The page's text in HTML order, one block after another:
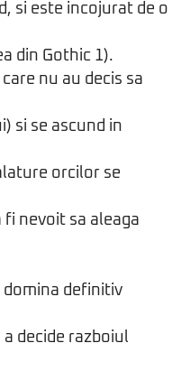
si este incojurat de o
din Gothic 1).
nu au decis sa
si se ascund in
orcilor se
fi nevoit sa aleaga
domina definitiv
decide razboiul